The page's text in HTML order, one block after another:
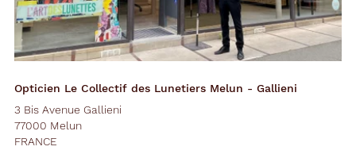
Opticien Le Collectif des Lunetiers Melun - Gallieni
3 Bis Avenue Gallieni
77000 Melun
FRANCE